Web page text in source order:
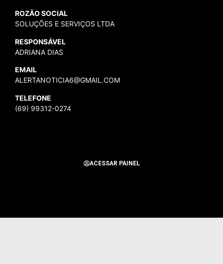
ROZÃO SOCIAL
SOLUÇÕES E SERVIÇOS LTDA
RESPONSÁVEL
ADRIANA DIAS
EMAIL
ALERTANOTICIA6@GMAIL.COM
TELEFONE
(69) 99312-0274
ACESSAR PAINEL